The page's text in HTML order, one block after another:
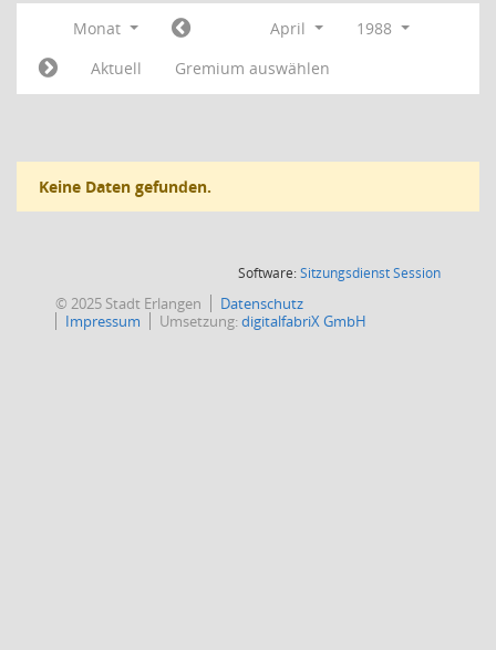
Monat April
1988
Aktuell
Gremium auswählen
Keine Daten gefunden.
Software:SitzungsdienstSession(Wird in
© 2025 Stadt Erlangen
Datenschutz
Impressum
Umsetzung:digitalfabriX GmbH